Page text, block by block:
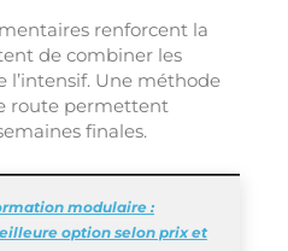
renforcent la
de combiner les
Une méthode
route permettent
finales.
modulaire :
option selon prix et